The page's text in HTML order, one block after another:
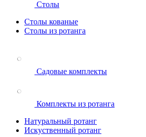
Столы
Столы кованые
Столы из ротанга
Садовые комплекты
Комплекты из ротанга
Натуральный ротанг
Искуственный ротанг